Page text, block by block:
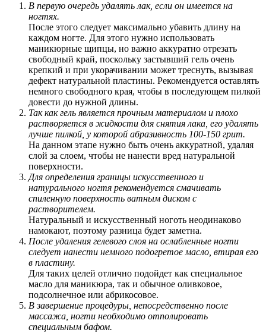
В первую очередь удалять лак, если он имеется на
ногтях.
После этого следует максимально убавить длину на
каждом ногте. Для этого нужно использовать
маникюрные щипцы, но важно аккуратно отрезать
свободный край, поскольку застывший гель очень
крепкий и при укорачивании может треснуть, вызывая
дефект натуральной пластины. Рекомендуется оставлять
немного свободного края, чтобы в последующем пилкой
довести до нужной длины.
Так как гель является прочным материалом и плохо
растворяется в жидкости для снятия лака, его удалять
лучше пилкой, у которой абразивность 100-150 грит.
На данном этапе нужно быть очень аккуратной, удаляя
слой за слоем, чтобы не нанести вред натуральной
поверхности.
Для определения границы искусственного и
натурального ногтя рекомендуется смачивать
спиленную поверхность ватным диском с
растворителем.
Натуральный и искусственный ноготь неодинаково
намокают, поэтому разница будет заметна.
После удаления гелевого слоя на ослабленные ногти
следует нанести немного подогретое масло, втирая его
в пластину.
Для таких целей отлично подойдет как специальное
масло для маникюра, так и обычное оливковое,
подсолнечное или абрикосовое.
В завершение процедуры, непосредственно после
массажа, ногти необходимо отполировать
специальным бафом.